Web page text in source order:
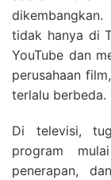
tidak hanya di
YouTube dan
perusahaan
terlalu berbeda.
Di televisi,
program
penerapan,